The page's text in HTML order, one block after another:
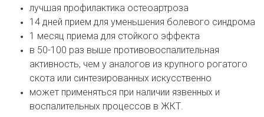
лучшая профилактика остеоартроза
14 дней прием для уменьшения болевого синдрома
1 месяц приема для стойкого эффекта
в 50-100 раз выше противовоспалительная
активность, чем у аналогов из крупного рогатого
скота или синтезированных искусственно
может применяться при наличии язвенных и
воспалительных процессов в ЖКТ.